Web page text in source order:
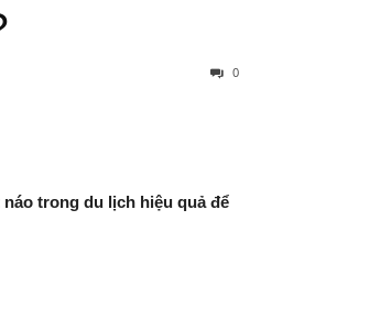
0
trong du lịch hiệu quả để